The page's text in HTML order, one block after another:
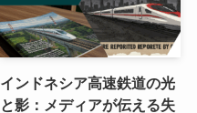
インドネシア高速鉄道の光
と影：メディアが伝える失